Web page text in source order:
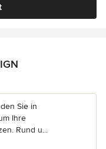
Sternen
Sie in
Ihre
Rund u...